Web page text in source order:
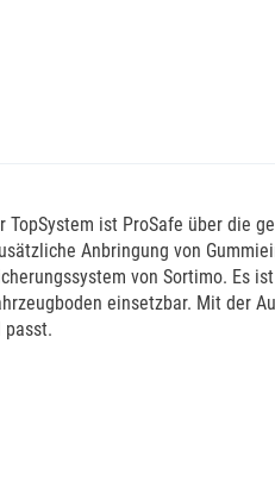
ist ProSafe über die
Anbringung von
von Sortimo. Es
einsetzbar. Mit der
passt.